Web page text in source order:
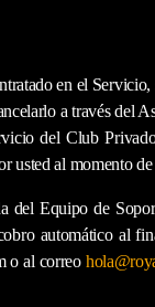
en el
a través del
del Club
usted al momento
Equipo de
automático al
o al correo